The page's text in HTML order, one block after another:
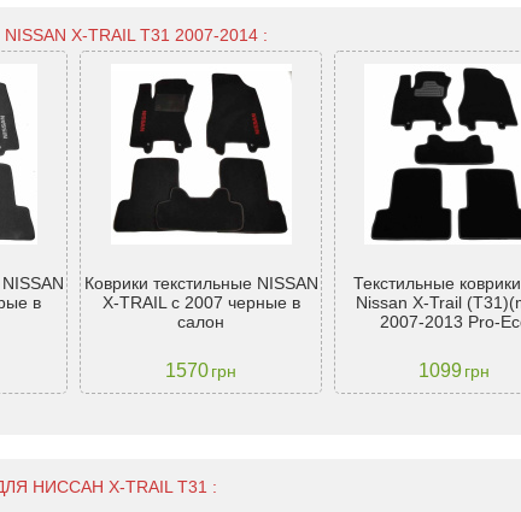
X-TRAIL T31 2007-2014 :
в
Коврики текстильные NISSAN
X-TRAIL с 2007 черные в
салон
1570грн
Текстильные
Nissan X-Trail
2007-2013 Pro-
1099грн
НИССАН X-TRAIL T31 :